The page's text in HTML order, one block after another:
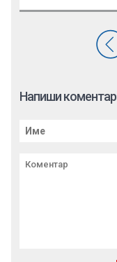
Напиши коментар